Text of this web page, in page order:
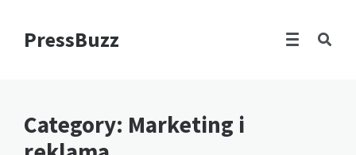
PressBuzz
Category: Marketing i